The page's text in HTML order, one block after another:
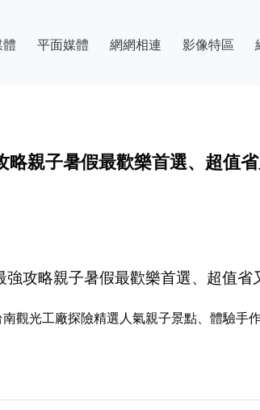
體 平面媒體 網網相連 影像特區
親子暑假最歡樂首選、超值
攻略親子暑假最歡樂首選、超值
觀光工廠探險精選人氣親子景點、體驗手